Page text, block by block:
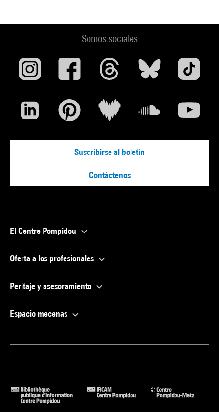
Somos sociales
Suscribirse al boletín
Contáctenos
El Centre Pompidou
Oferta a los profesionales
Peritaje y asesoramiento
Espacio mecenas